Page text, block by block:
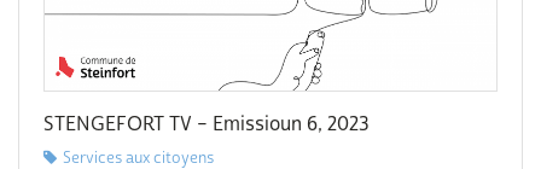
STENGEFORT TV – Emissioun 6, 2023
Services aux citoyens